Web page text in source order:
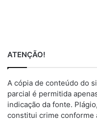
ATENÇÃO!
A cópia de conteúdo do
parcial é permitida
indicação da fonte.
constitui crime conforme